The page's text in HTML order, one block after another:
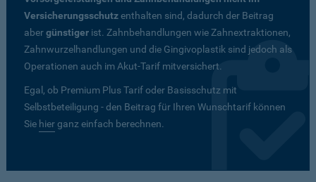
Versicherungsschutzenthalten sind, dadurch der Beitrag
abergünstiger ist. Zahnbehandlungen wie Zahnextraktionen,
Zahnwurzelhandlungen und die Gingivoplastik sind jedoch als
Operationen auch im Akut-Tarif mitversichert.
Egal, ob Premium Plus Tarif oder Basisschutz mit
Selbstbeteiligung - den Beitrag für Ihren Wunschtarif können
Sie hierganz einfach berechnen.